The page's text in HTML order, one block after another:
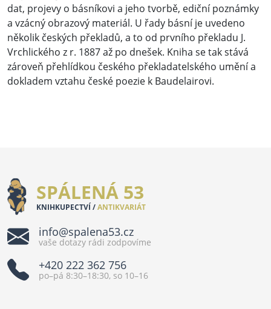
dat, projevy o básníkovi a jeho tvorbě, ediční poznámky
a vzácný obrazový materiál. U řady básní je uvedeno
několik českých překladů, a to od prvního překladu J.
Vrchlického z r. 1887 až po dnešek. Kniha se tak stává
zároveň přehlídkou českého překladatelského umění a
dokladem vztahu české poezie k Baudelairovi.
SPÁLENÁ 53
KNIHKUPECTVÍ /ANTIKVARIÁT
info@spalena53.cz
vaše dotazy rádi zodpovíme
+420 222 362 756
po–pá 8:30–18:30, so 10–16